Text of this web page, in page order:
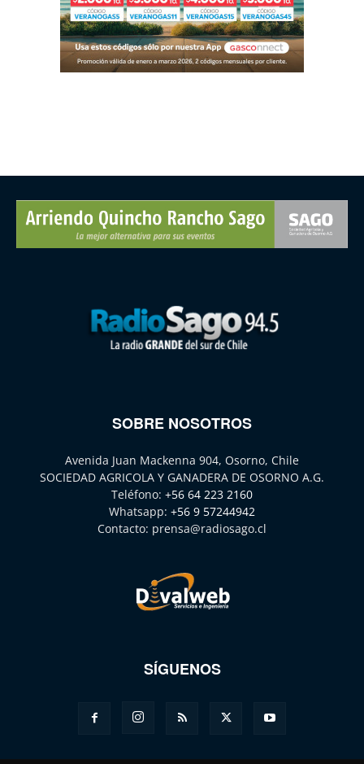
SOBRE NOSOTROS
Avenida Juan Mackenna 904, Osorno, Chile
SOCIEDAD AGRICOLA Y GANADERA DE OSORNO A.G.
Teléfono: +56 64 223 2160
Whatsapp: +56 9 57244942
Contacto: prensa@radiosago.cl
SÍGUENOS